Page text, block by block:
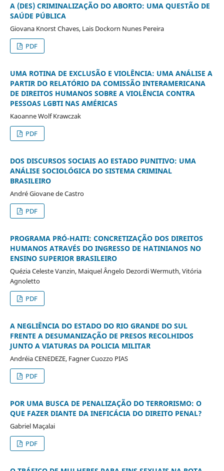
A (DES) CRIMINALIZAÇÃO DO ABORTO: UMA QUESTÃO DE
SAÚDE PÚBLICA
Giovana Knorst Chaves, Lais Dockorn Nunes Pereira
PDF
UMA ROTINA DE EXCLUSÃO E VIOLÊNCIA: UMA ANÁLISE A
PARTIR DO RELATÓRIO DA COMISSÃO INTERAMERICANA
DE DIREITOS HUMANOS SOBRE A VIOLÊNCIA CONTRA
PESSOAS LGBTI NAS AMÉRICAS
Kaoanne Wolf Krawczak
PDF
DOS DISCURSOS SOCIAIS AO ESTADO PUNITIVO: UMA
ANÁLISE SOCIOLÓGICA DO SISTEMA CRIMINAL
BRASILEIRO
André Giovane de Castro
PDF
PROGRAMA PRÓ-HAITI: CONCRETIZAÇÃO DOS DIREITOS
HUMANOS ATRAVÉS DO INGRESSO DE HATINIANOS NO
ENSINO SUPERIOR BRASILEIRO
Quézia Celeste Vanzin, Maiquel Ângelo Dezordi Wermuth, Vitória
Agnoletto
PDF
A NEGLIÊNCIA DO ESTADO DO RIO GRANDE DO SUL
FRENTE A DESUMANIZAÇÃO DE PRESOS RECOLHIDOS
JUNTO A VIATURAS DA POLICIA MILITAR
Andréia CENEDEZE, Fagner Cuozzo PIAS
PDF
POR UMA BUSCA DE PENALIZAÇÃO DO TERRORISMO: O
QUE FAZER DIANTE DA INEFICÁCIA DO DIREITO PENAL?
Gabriel Maçalai
PDF